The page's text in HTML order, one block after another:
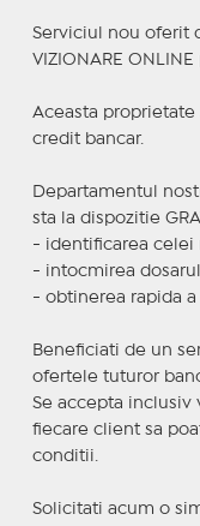
Serviciul nou oferit
VIZIONARE
Aceasta
credit bancar.
Departamentul
sta la dispozitie
- identificarea celei
- intocmirea
- obtinerea rapida
Beneficiati de un
ofertele tuturor
Se accepta inclusiv
fiecare client sa
conditii.
Solicitati acum o